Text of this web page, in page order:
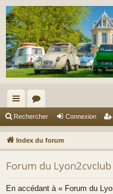
cc
ès
ra
pi
de
or
u
m
s
Rechercher Connexion
Index du forum
Forum du
En accédant à « Forum du